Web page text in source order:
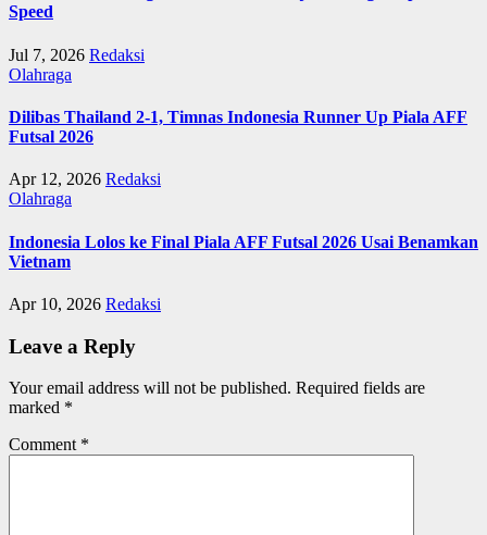
Speed
Jul 7, 2026 Redaksi
Olahraga
Dilibas Thailand 2-1, Timnas Indonesia Runner Up Piala AFF
Futsal 2026
Apr 12, 2026 Redaksi
Olahraga
Indonesia Lolos ke Final Piala AFF Futsal 2026 Usai Benamkan
Vietnam
Apr 10, 2026 Redaksi
Leave a Reply
Your email address will not be published. Required fields are
marked *
Comment *